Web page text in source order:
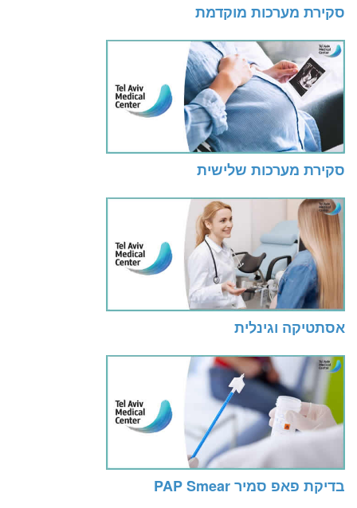
סקירת מערכות מוקדמת
סקירת מערכות שלישית
אסתטיקה וגינלית
בדיקת פאפ סמיר PAP Smear